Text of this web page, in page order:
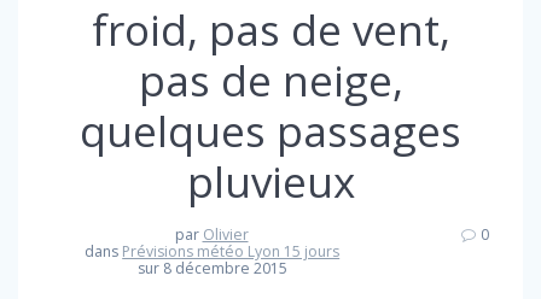
froid, pas de vent,
pas de neige,
quelques passages
pluvieux
par Olivier
dans Prévisions météo Lyon 15 jours
sur 8 décembre 2015
0